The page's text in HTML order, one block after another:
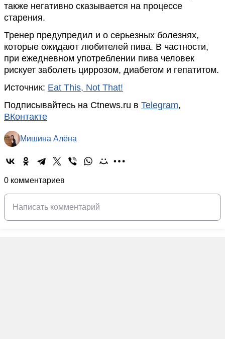
также негативно сказывается на процессе
старения.
Тренер предупредил и о серьезных болезнях,
которые ожидают любителей пива. В частности,
при ежедневном употреблении пива человек
рискует заболеть циррозом, диабетом и гепатитом.
Источник: Eat This, Not That!
Подписывайтесь на Ctnews.ru в Telegram,
ВКонтакте
Мишина Алёна
0 комментариев